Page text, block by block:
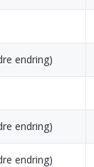
endring)
endring)
endring)